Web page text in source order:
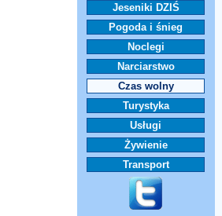
Jeseniki DZIŚ
Pogoda i śnieg
Noclegi
Narciarstwo
Czas wolny
Turystyka
Usługi
Żywienie
Transport